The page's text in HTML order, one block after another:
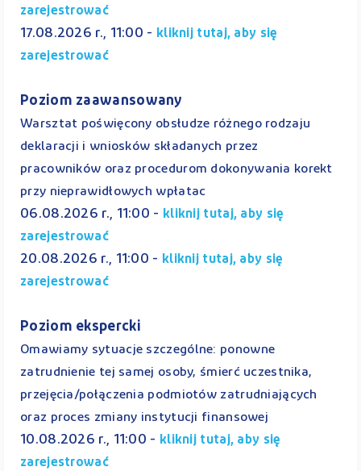
zarejestrować
17.08.2026 r., 11:00 - kliknij tutaj, aby się
zarejestrować
Poziom zaawansowany
Warsztat poświęcony obsłudze różnego rodzaju
deklaracji i wniosków składanych przez
pracowników oraz procedurom dokonywania korekt
przy nieprawidłowych wpłatac
06.08.2026 r., 11:00 - kliknij tutaj, aby się
zarejestrować
20.08.2026 r., 11:00 - kliknij tutaj, aby się
zarejestrować
Poziom ekspercki
Omawiamy sytuacje szczególne: ponowne
zatrudnienie tej samej osoby, śmierć uczestnika,
przejęcia/połączenia podmiotów zatrudniających
oraz proces zmiany instytucji finansowej
10.08.2026 r., 11:00 - kliknij tutaj, aby się
zarejestrować